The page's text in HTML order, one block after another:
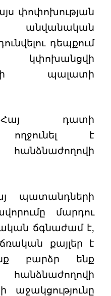
փոփոխության
անվանական
դեպքում
պալատի
Հայ դատի
ողջունել է
հանձնաժողովի
պատանդների
մարդու
ճգնաժամ է,
քայլեր է
բարձր ենք